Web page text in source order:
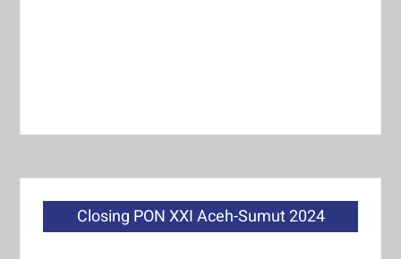
Closing PON XXI Aceh-Sumut 2024